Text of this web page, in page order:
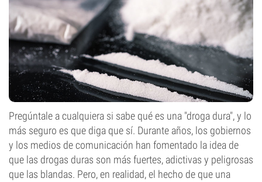
Pregúntale a cualquiera si sabe qué es una "droga dura", y lo
más seguro es que diga que sí. Durante años, los gobiernos
y los medios de comunicación han fomentado la idea de
que las drogas duras son más fuertes, adictivas y peligrosas
que las blandas. Pero, en realidad, el hecho de que una